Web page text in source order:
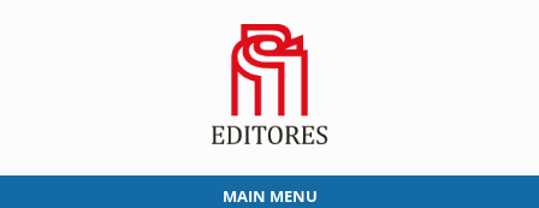
MAIN MENU